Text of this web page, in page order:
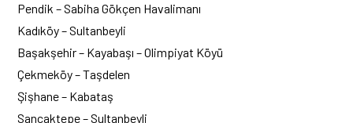
Pendik – Sabiha Gökçen Havalimanı
Kadıköy – Sultanbeyli
Başakşehir – Kayabaşı – Olimpiyat Köyü
Çekmeköy – Taşdelen
Şişhane – Kabataş
Sancaktepe – Sultanbeyli